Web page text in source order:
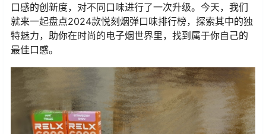
口感的创新度，对不同口味进行了一次升级。今天，我们
就来一起盘点2024款悦刻烟弹口味排行榜，探索其中的独
特魅力，助你在时尚的电子烟世界里，找到属于你自己的
最佳口感。